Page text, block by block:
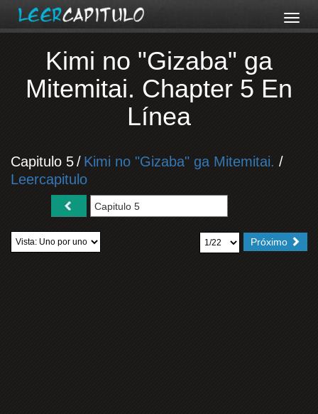
Kimi no "Gizaba" ga
Mitemitai. Chapter 5 En
Línea
Capitulo 5/ Kimi no "Gizaba" ga Mitemitai. /
Leercapitulo
Próximo